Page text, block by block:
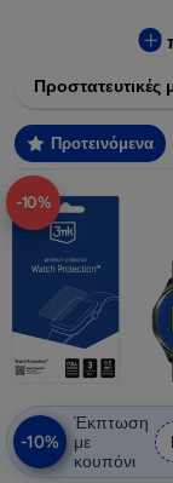
και πτώσεις.
φωτεινότητα της
των προτύπων
απαράμιλλη
Προστατευτικές
Προτεινόμενα
-10%
-10%
Έκπτωση
με
κουπόνι